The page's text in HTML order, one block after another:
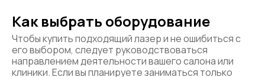
Как выбрать оборудование
Чтобы купить подходящий лазер и не ошибиться с
его выбором, следует руководствоваться
направлением деятельности вашего салона или
клиники. Если вы планируете заниматься только